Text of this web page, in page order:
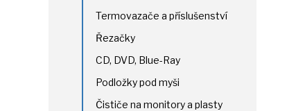
Termovazače a příslušenství
Řezačky
CD, DVD, Blue-Ray
Podložky pod myši
Čističe na monitory a plasty